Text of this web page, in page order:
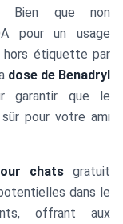
Bien que non
pour un usage
hors étiquette par
dose de Benadryl
garantir que le
pour votre ami
chatsgratuit
dans le
offrant aux